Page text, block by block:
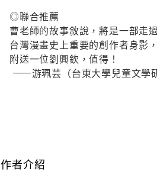
◎聯合推薦
曹老師的故事敘說，將是一部走
台灣漫畫史上重要的創作者身影
附送一位劉興欽，值得！
——游珮芸（台東大學兒童文學
作者介紹